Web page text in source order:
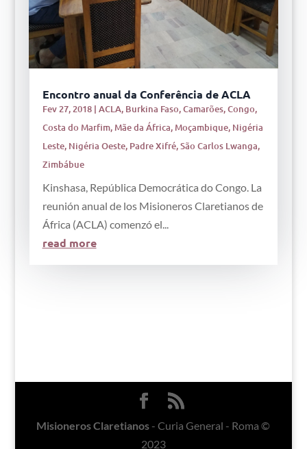
Encontro anual da Conferência de ACLA
Fev 27, 2018| ACLA, Burkina Faso,Camarões,Congo,
Costa do Marfim,Mãe da África,Moçambique, Nigéria
Leste, Nigéria Oeste, Padre Xifré,São Carlos Lwanga,
Zimbábue
Kinshasa, República Democrática do Congo. La
reunión anual de los Misioneros Claretianos de
África (ACLA) comenzó el...
read more
Misioneros Claretianos - Curia General - Roma ©
2023